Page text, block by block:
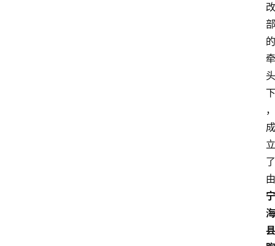
改
部
的
牵
头
下
，
成
立
了
由
宁
海
县